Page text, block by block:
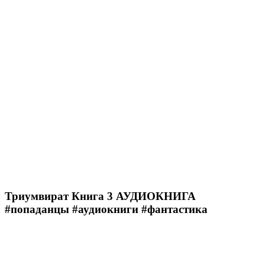
Триумвират Книга 3 АУДИОКНИГА
#попаданцы #аудиокниги #фантастика